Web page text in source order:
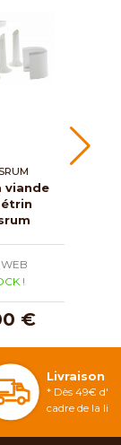
viande
!
€
Livraison
* Dès 49€
cadre de la